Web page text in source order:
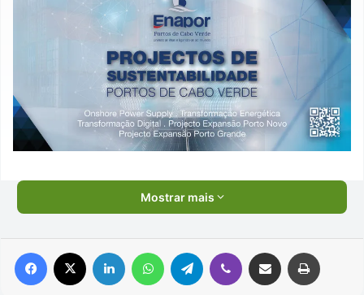
Mostrar mais
Facebook Linkedin WhatsAppTelegram Viber Compartilhar via e-mail